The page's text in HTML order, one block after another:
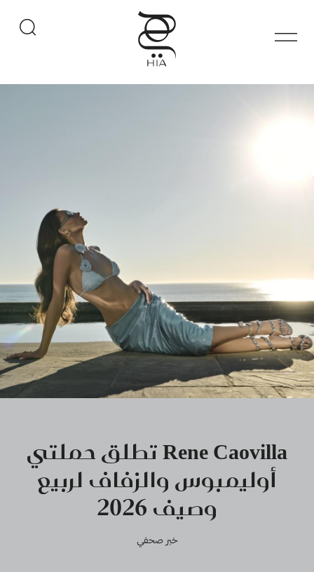
Rene Caovilla تطلق حملتي
أوليمبوس والزفاف لربيع
وصيف 2026
خبر صحفي